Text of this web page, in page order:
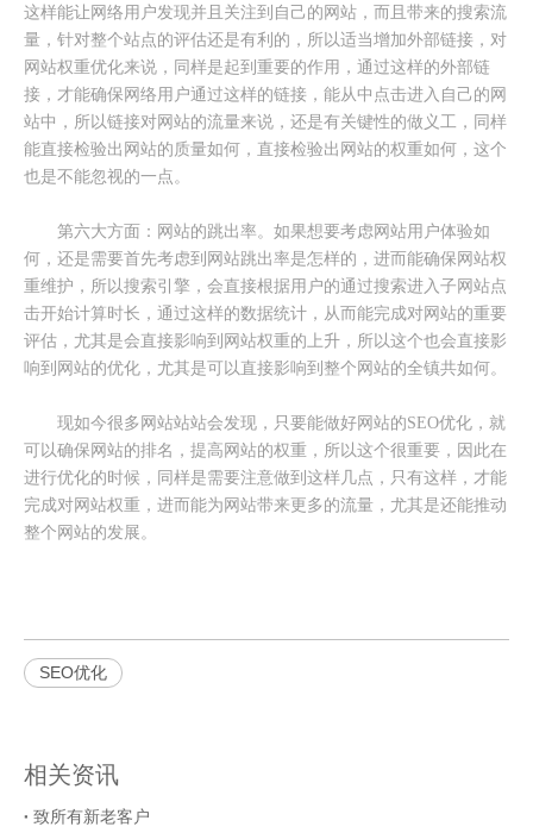
这样能让网络用户发现并且关注到自己的网站，而且带来的搜索流
量，针对整个站点的评估还是有利的，所以适当增加外部链接，对
网站权重优化来说，同样是起到重要的作用，通过这样的外部链
接，才能确保网络用户通过这样的链接，能从中点击进入自己的网
站中，所以链接对网站的流量来说，还是有关键性的做义工，同样
能直接检验出网站的质量如何，直接检验出网站的权重如何，这个
也是不能忽视的一点。
第六大方面：网站的跳出率。如果想要考虑网站用户体验如
何，还是需要首先考虑到网站跳出率是怎样的，进而能确保网站权
重维护，所以搜索引擎，会直接根据用户的通过搜索进入子网站点
击开始计算时长，通过这样的数据统计，从而能完成对网站的重要
评估，尤其是会直接影响到网站权重的上升，所以这个也会直接影
响到网站的优化，尤其是可以直接影响到整个网站的全镇共如何。
现如今很多网站站站会发现，只要能做好网站的SEO优化，就
可以确保网站的排名，提高网站的权重，所以这个很重要，因此在
进行优化的时候，同样是需要注意做到这样几点，只有这样，才能
完成对网站权重，进而能为网站带来更多的流量，尤其是还能推动
整个网站的发展。
SEO优化
相关资讯
致所有新老客户